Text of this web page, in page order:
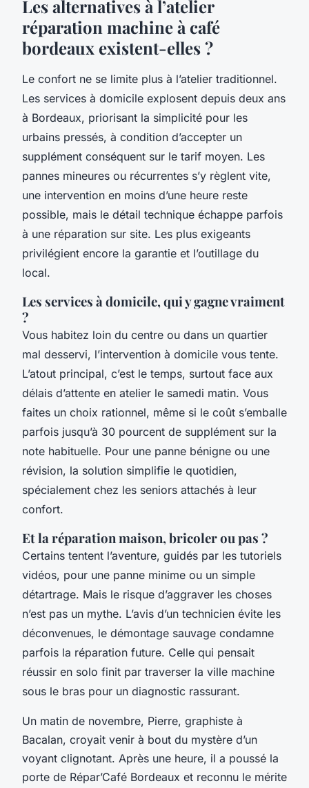
Les alternatives à l’atelier
réparation machine à café
bordeaux existent-elles ?
Le confort ne se limite plus à l’atelier traditionnel.
Les services à domicile explosent depuis deux ans
à Bordeaux, priorisant la simplicité pour les
urbains pressés, à condition d’accepter un
supplément conséquent sur le tarif moyen. Les
pannes mineures ou récurrentes s’y règlent vite,
une intervention en moins d’une heure reste
possible, mais le détail technique échappe parfois
à une réparation sur site. Les plus exigeants
privilégient encore la garantie et l’outillage du
local.
Les services à domicile, qui y gagne vraiment
?
Vous habitez loin du centre ou dans un quartier
mal desservi, l’intervention à domicile vous tente.
L’atout principal, c’est le temps, surtout face aux
délais d’attente en atelier le samedi matin. Vous
faites un choix rationnel, même si le coût s’emballe
parfois jusqu’à 30 pourcent de supplément sur la
note habituelle. Pour une panne bénigne ou une
révision, la solution simplifie le quotidien,
spécialement chez les seniors attachés à leur
confort.
Et la réparation maison, bricoler ou pas ?
Certains tentent l’aventure, guidés par les tutoriels
vidéos, pour une panne minime ou un simple
détartrage. Mais le risque d’aggraver les choses
n’est pas un mythe. L’avis d’un technicien évite les
déconvenues, le démontage sauvage condamne
parfois la réparation future. Celle qui pensait
réussir en solo finit par traverser la ville machine
sous le bras pour un diagnostic rassurant.
Un matin de novembre, Pierre, graphiste à
Bacalan, croyait venir à bout du mystère d’un
voyant clignotant. Après une heure, il a poussé la
porte de Répar’Café Bordeaux et reconnu le mérite